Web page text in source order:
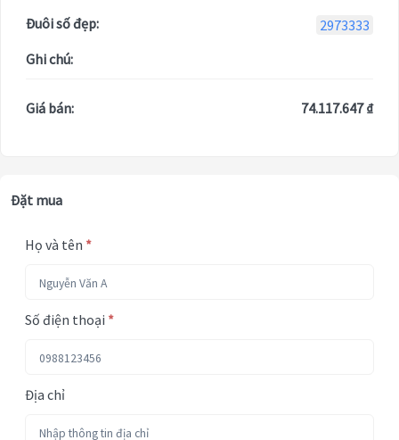
Đuôi số đẹp:
2973333
Ghi chú:
Giá bán: 74.117.647 ₫
Đặt mua
Họ và tên *
Số điện thoại *
Địa chỉ